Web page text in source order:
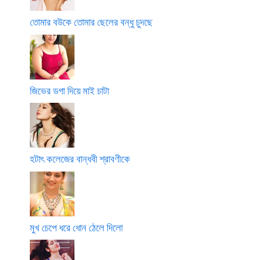
তোমার বউকে তোমার ছেলের বন্ধু চুদছে
জিভের ডগা দিয়ে মাই চাটা
হটাৎ কলেজের বান্ধবী শ্রাবণীকে
মুখ চেপে ধরে ধোন ঠেলে দিলো